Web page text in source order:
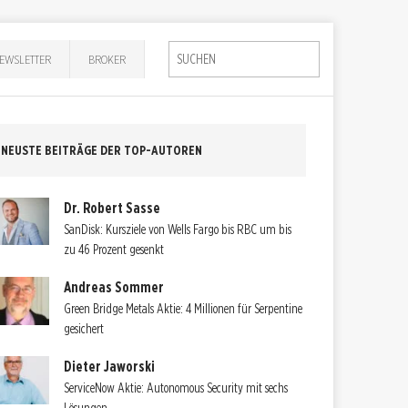
BROKER
NEUSTE BEITRÄGE DER TOP-AUTOREN
Dr. Robert Sasse
SanDisk: Kursziele von Wells Fargo bis RBC um bis
zu 46 Prozent gesenkt
Andreas Sommer
Green Bridge Metals Aktie: 4 Millionen für Serpentine
gesichert
Dieter Jaworski
ServiceNow Aktie: Autonomous Security mit sechs